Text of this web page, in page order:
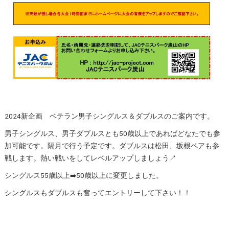
2024新企画 ベテラン男子シングルス＆ダブルスのご案内です。
男子シングルス、男子ダブルスとも50歳以上であればどなたでも参
加可能です。隔月で行う予定です。ダブルスは松田、坂根ペアも参
戦します。熱い戦いをしてレベルアップしましょう↗️
シングルス55歳以上➡️50歳以上に変更しました。
シングルスもダブルスも奮ってエントリーして下さい！！